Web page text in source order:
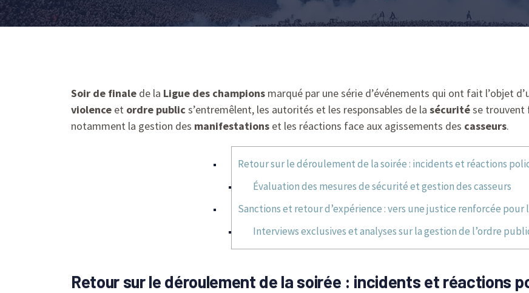
Soir de finale de la Ligue des champions marqué par une série d’événements qui ont fait l’objet
violence et ordre public s’entremêlent, les autorités et les responsables de la sécuritése trouvent
notamment la gestion des manifestations et les réactions face aux agissements des casseurs.
Retour sur le déroulement de la soirée : incidents et réactions
Évaluation des mesures de sécurité et gestion des casseurs
Sanctions et retour d’expérience : vers une justice renforcée pour
Interviews exclusives et analyses sur la gestion de l’ordre
Retour sur le déroulement de la soirée : incidents et réactions